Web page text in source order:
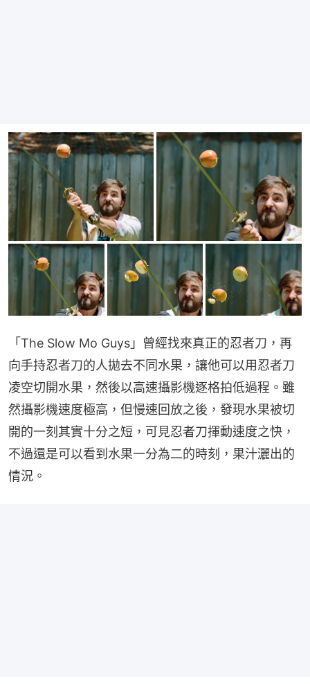
「The Slow Mo Guys」曾經找來真正的忍者刀，再
向手持忍者刀的人拋去不同水果，讓他可以用忍者刀
凌空切開水果，然後以高速攝影機逐格拍低過程。雖
然攝影機速度極高，但慢速回放之後，發現水果被切
開的一刻其實十分之短，可見忍者刀揮動速度之快，
不過還是可以看到水果一分為二的時刻，果汁灑出的
情況。